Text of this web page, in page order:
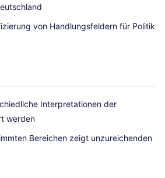
von Handlungsfeldern für Politik
Interpretationen der
werden
Bereichen zeigt unzureichenden